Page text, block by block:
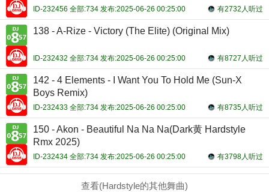
有2732人听过
ID-232456 全部:734 发布:2025-06-26 00:25:00
138 - A-Rize - Victory (The Elite) (Original Mix)
有8727人听过
ID-232432 全部:734 发布:2025-06-26 00:25:00
142 - 4 Elements - I Want You To Hold Me (Sun-X
Boys Remix)
有8735人听过
ID-232433 全部:734 发布:2025-06-26 00:25:00
150 - Akon - Beautiful Na Na Na(Dark黄 Hardstyle
Rmx 2025)
有3798人听过
ID-232434 全部:734 发布:2025-06-26 00:25:00
查看(Hardstyle的其他舞曲)